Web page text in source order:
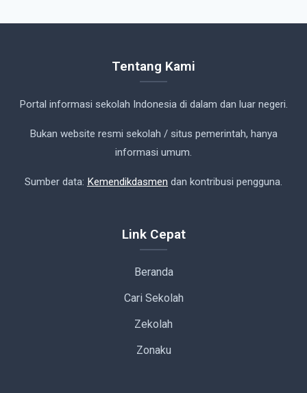
Tentang Kami
Portal informasi sekolah Indonesia di dalam dan luar negeri.
Bukan website resmi sekolah / situs pemerintah, hanya
informasi umum.
Sumber data: Kemendikdasmen dan kontribusi pengguna.
Link Cepat
Beranda
Cari Sekolah
Zekolah
Zonaku